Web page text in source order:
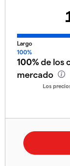
Largo
100%
100%de los
mercado
Los